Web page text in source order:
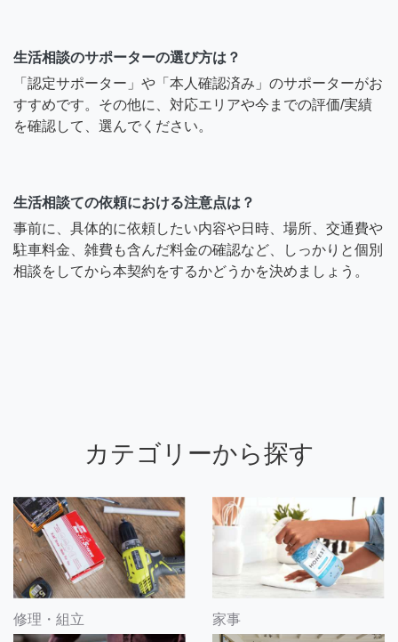
生活相談のサポーターの選び方は？
「認定サポーター」や「本人確認済み」のサポーターがお
すすめです。その他に、対応エリアや今までの評価/実績
を確認して、選んでください。
生活相談ての依頼における注意点は？
事前に、具体的に依頼したい内容や日時、場所、交通費や
駐車料金、雑費も含んだ料金の確認など、しっかりと個別
相談をしてから本契約をするかどうかを決めましょう。
カテゴリーから探す
修理・組立 家事